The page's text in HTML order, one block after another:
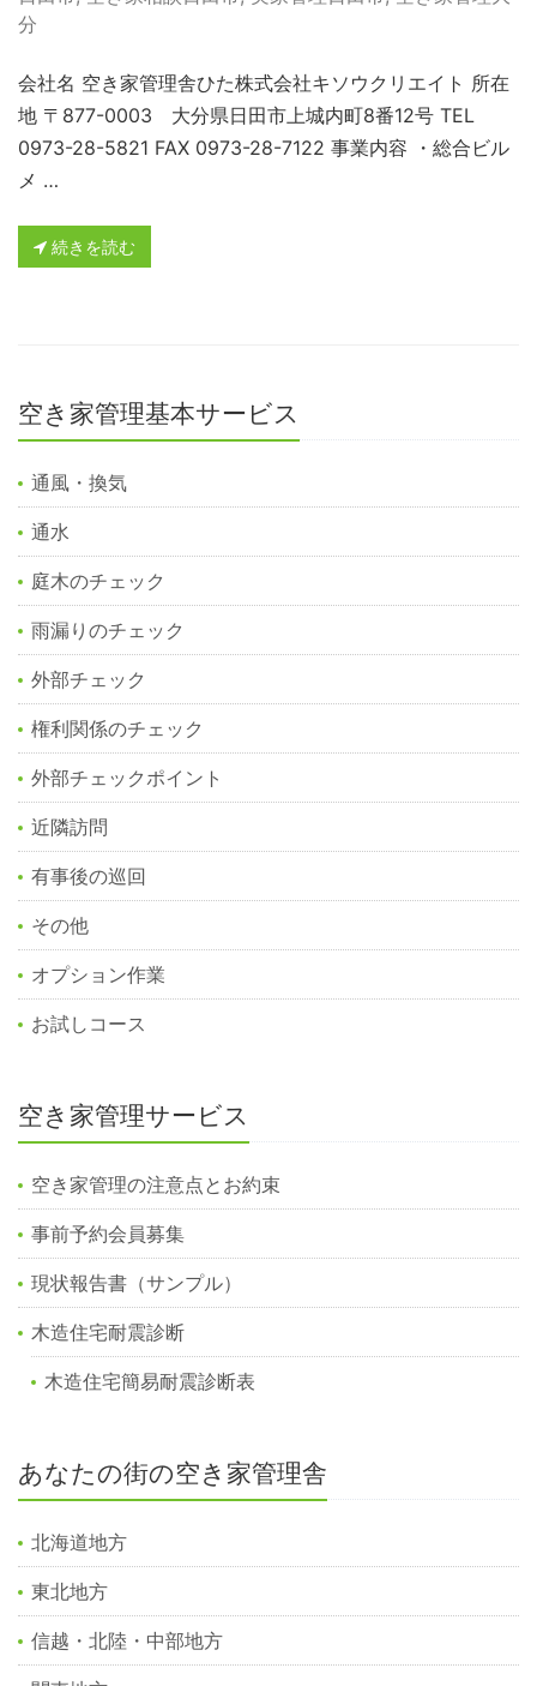
分
会社名 空き家管理舎ひた株式会社キソウクリエイト 所在
地 〒877-0003 大分県日田市上城内町8番12号 TEL
0973-28-5821 FAX 0973-28-7122 事業内容 ・総合ビル
メ …
続きを読む
空き家管理基本サービス
通風・換気
通水
庭木のチェック
雨漏りのチェック
外部チェック
権利関係のチェック
外部チェックポイント
近隣訪問
有事後の巡回
その他
オプション作業
お試しコース
空き家管理サービス
空き家管理の注意点とお約束
事前予約会員募集
現状報告書（サンプル）
木造住宅耐震診断
木造住宅簡易耐震診断表
あなたの街の空き家管理舎
北海道地方
東北地方
信越・北陸・中部地方